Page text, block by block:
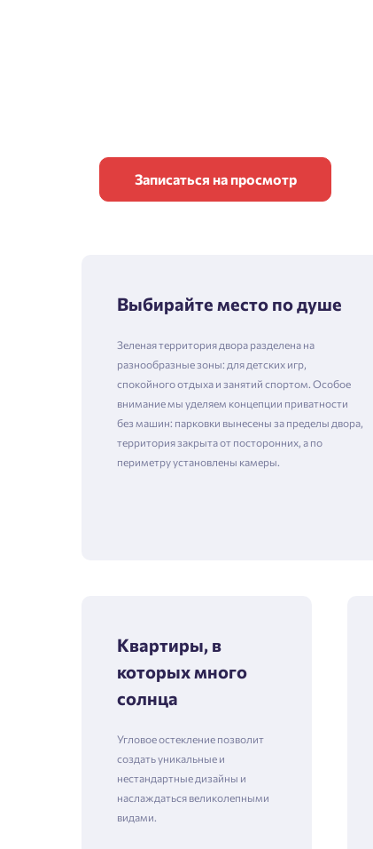
Записаться на просмотр
Выбирайте место по душе
Зеленая территория двора разделена на
разнообразные зоны: для детских игр,
спокойного отдыха и занятий спортом. Особое
внимание мы уделяем концепции приватности
без машин: парковки вынесены за пределы двора,
территория закрыта от посторонних, а по
периметру установлены камеры.
Квартиры, в
которых много
солнца
Угловое остекление позволит
создать уникальные и
нестандартные дизайны и
наслаждаться великолепными
видами.